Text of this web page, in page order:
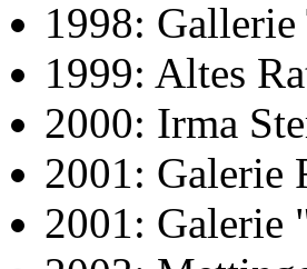
1998:
1999: Altes
2000: Irma
2001: Galerie
2001: Galerie